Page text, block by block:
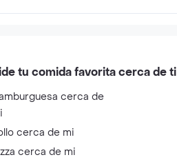
tu comida favorita cerca de ti
cerca de
cerca de mi
cerca de mi